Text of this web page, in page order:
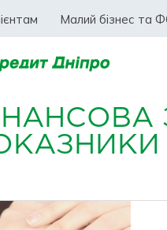
Малий бізнес та